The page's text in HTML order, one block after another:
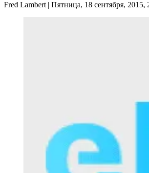
Fred Lambert| Пятница, 18 сентября, 2015,